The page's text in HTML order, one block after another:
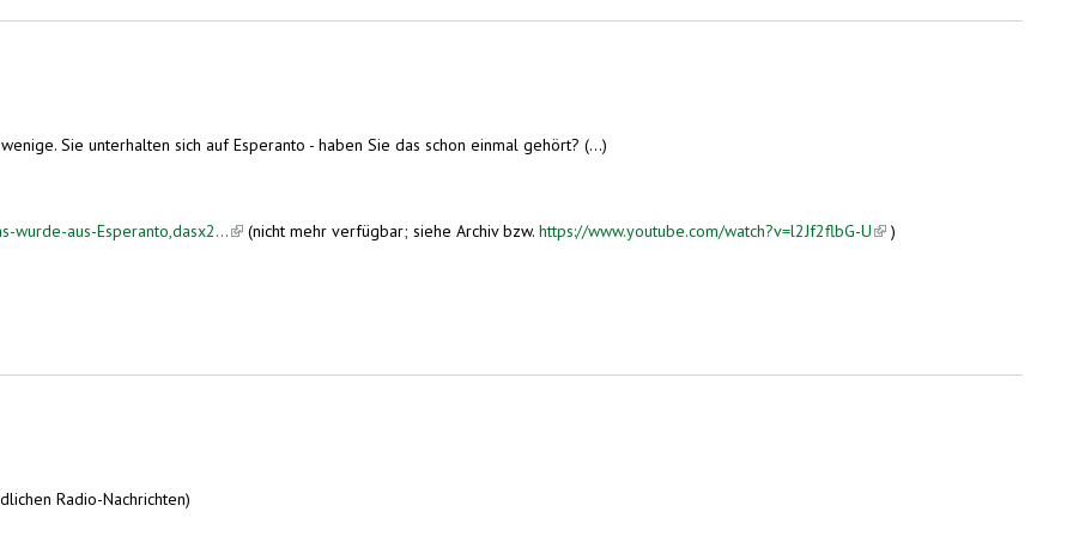
Sie unterhalten sich auf Esperanto - haben Sie das schon einmal gehört? (...)
wurde-aus-Esperanto,dasx2...(link is external)
(nicht mehr verfügbar; siehe Archiv bzw. https://www.youtube.com/watch?v=l2Jf2flbG-U(link is external)
)
Radio-Nachrichten)